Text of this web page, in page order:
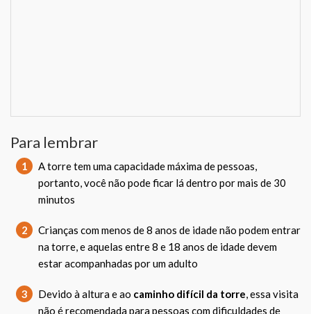
Para lembrar
1
A torre tem uma capacidade máxima de pessoas,
portanto, você não pode ficar lá dentro por mais de 30
minutos
2
Crianças com menos de 8 anos de idade não podem entrar
na torre, e aquelas entre 8 e 18 anos de idade devem
estar acompanhadas por um adulto
3 Devido à altura e ao caminho difícil da torre, essa visita
não é recomendada para pessoas com dificuldades de